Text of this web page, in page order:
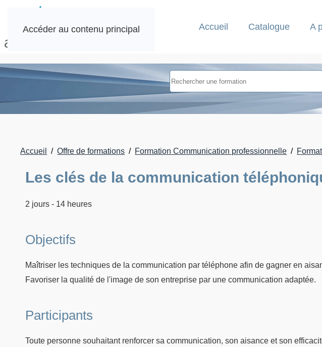
Accéder au contenu principal Accueil Catalogue A
Accueil Offre de formations Formation Communication professionnelle
Les clés de la communication
2 jours - 14 heures
Objectifs
Maîtriser les techniques de la communication par téléphone afin de gagner en
Favoriser la qualité de l'image de son entreprise par une communication adaptée.
Participants
Toute personne souhaitant renforcer sa communication, son aisance et son